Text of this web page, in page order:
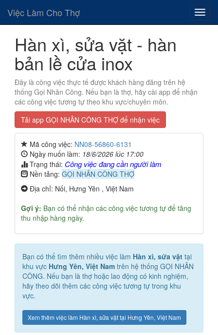
Việc Làm Cho Thợ
Hàn xì, sửa vặt - hàn
bản lề cửa inox
Đây là công việc thực tế được khách hàng đăng trên hệ
thống Gọi Nhân Công. Nếu bạn là thợ, hãy cài app để nhận
các công việc tương tự theo khu vực/chuyên môn.
Tải app GỌI NHÂN CÔNG THỢ để nhận việc
Mã công việc: NN08-56860-6131
Ngày muốn làm: 18/6/2026 lúc 17:00
Trạng thái: Công việc đang cần người làm
Nền tảng: GỌI NHÂN CÔNG THỢ
Địa chỉ: Nối, Hưng Yên , Việt Nam
Gợi ý: Bạn có thể nhận các công việc tương tự để tăng
thu nhập hàng ngày.
Bạn có thể tìm thêm nhiều việc làm Hàn xì, sửa vặt tại
khu vực Hưng Yên, Việt Nam trên hệ thống GỌI NHÂN
CÔNG. Nếu bạn là thợ hoặc lao động có kinh nghiệm,
hãy theo dõi thêm các công việc tương tự trong khu
vực.
Xem thêm việc làm Hàn xì, sửa vặt tại Hưng Yên, Việt Nam